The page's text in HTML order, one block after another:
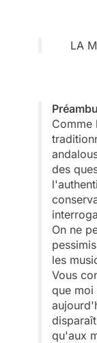
LA
Comme
des
On ne
les
Vous
que moi
qu'aux